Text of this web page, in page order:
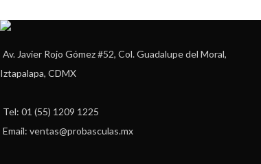
Av. Javier Rojo Gómez #52, Col. Guadalupe del Moral,
Iztapalapa, CDMX
Tel: 01 (55) 1209 1225
Email: ventas@probasculas.mx